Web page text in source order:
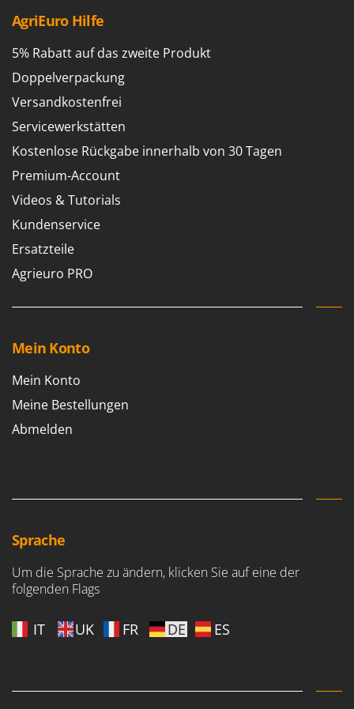
Tellarini Pompe
Telwin
Tenco
Tineco
Titania
Tornado
Tre Spade
Trev - Abrek - TecnoVIR
Trotec
Troy-Bilt
U
Unger
V
Verdemax
Vesco
Volpi
Weber
Wiper EcoRobot
Wolf Garten
Wortex
Worx
AgriEuro Hilfe
5% Rabatt auf das zweite Produkt
Doppelverpackung
Versandkostenfrei
Servicewerkstätten
Kostenlose Rückgabe innerhalb von 30 Tagen
Premium-Account
Videos & Tutorials
Kundenservice
Ersatzteile
Agrieuro PRO
Mein Konto
Mein Konto
Meine Bestellungen
Abmelden
Sprache
Um die Sprache zu ändern, klicken Sie auf eine der
folgenden Flags
IT UK FR DE ES